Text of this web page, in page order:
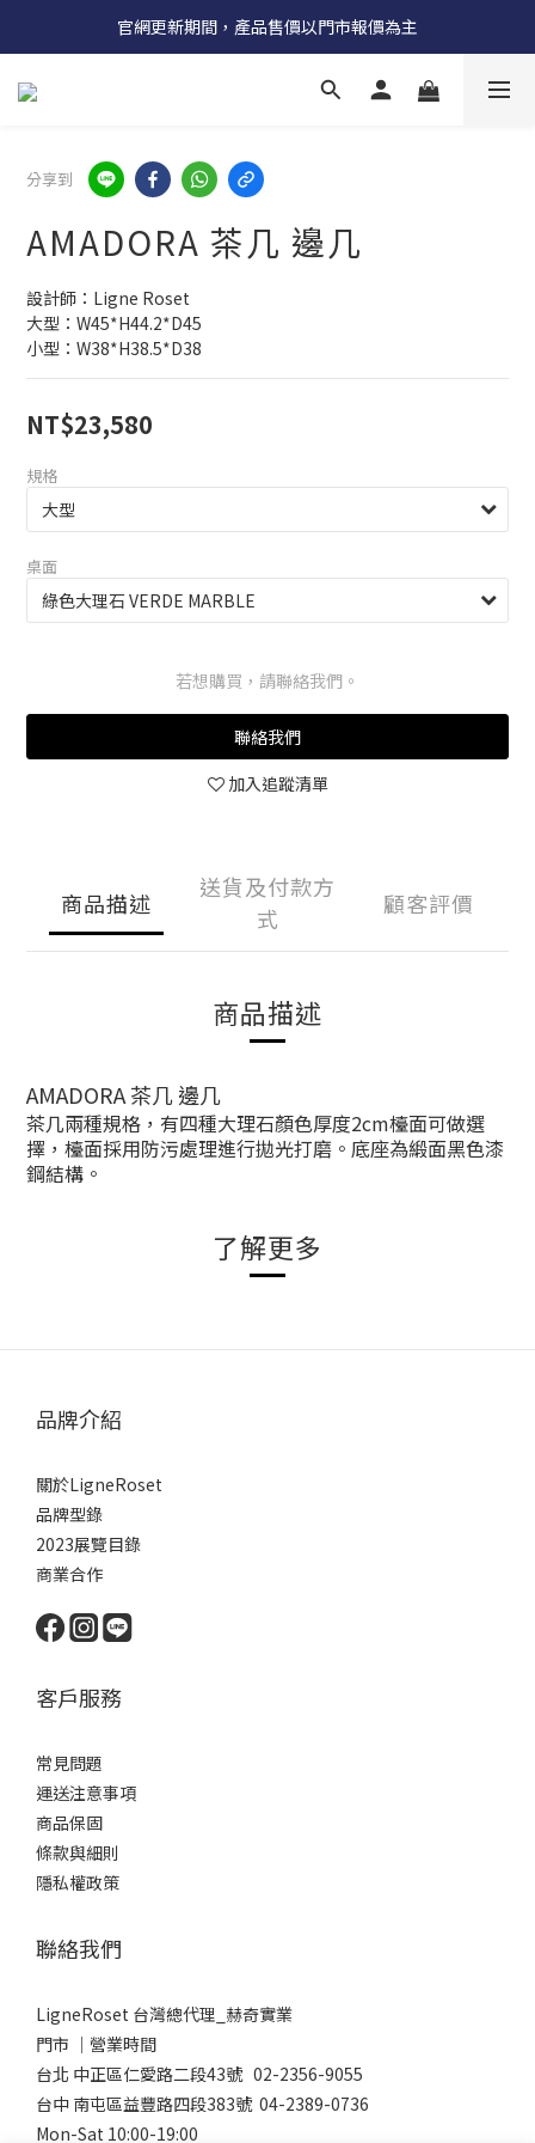
受國際原物料價格上漲，法國自 5/18 起全系列產品調漲 3%
官網更新期間，產品售價以門市報價為主
受國際原物料價格上漲，法國自 5/18 起全系列產品調漲 3%
分享到
AMADORA 茶几 邊几
設計師：Ligne Roset
大型：W45*H44.2*D45
小型：W38*H38.5*D38
NT$23,580
規格
桌面
若想購買，請聯絡我們。
聯絡我們
加入追蹤清單
商品描述
送貨及付款方
式
顧客評價
商品描述
AMADORA 茶几 邊几
茶几兩種規格，有四種大理石顏色厚度2cm檯面可做選
擇，檯面採用防污處理進行拋光打磨。底座為緞面黑色漆
鋼結構。
了解更多
品牌介紹
關於LigneRoset
品牌型錄
2023展覽目錄
商業合作
客戶服務
常見問題
運送注意事項
商品保固
條款與細則
隱私權政策
聯絡我們
LigneRoset 台灣總代理_赫奇實業
門市 │營業時間
台北 中正區仁愛路二段43號 02-2356-9055
台中 南屯區益豐路四段383號 04-2389-0736
Mon-Sat 10:00-19:00